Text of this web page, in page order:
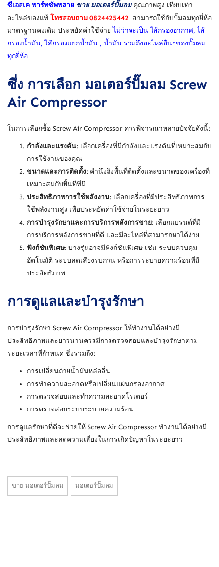
ซีเอสเค พาร์ทซัพพลาย ขาย มอเตอร์ปั๊มลมคุณภาพสูง เทียบเท่า
อะไหล่ของแท้ โทรสอบถาม 0824425442 สามารถใช้กับปั๊มลมทุกยี่ห้อ
มาตรฐานคงเดิม ประหยัดค่าใช้จ่าย ไม่ว่าจะเป็น ไส้กรองอากาศ, ไส้
กรองน้ำมัน, ไส้กรองแยกน้ำมัน , น้ำมัน รวมถึงอะไหล่อื่นๆของปั๊มลม
ทุกยี่ห้อ
ซึ่ง การเลือก มอเตอร์ปั๊มลม Screw
Air Compressor
ในการเลือกซื้อ Screw Air Compressor ควรพิจารณาหลายปัจจัยดังนี้:
กำลังและแรงดัน: เลือกเครื่องที่มีกำลังและแรงดันที่เหมาะสมกับ
การใช้งานของคุณ
ขนาดและการติดตั้ง: คำนึงถึงพื้นที่ติดตั้งและขนาดของเครื่องที่
เหมาะสมกับพื้นที่ที่มี
ประสิทธิภาพการใช้พลังงาน: เลือกเครื่องที่มีประสิทธิภาพการ
ใช้พลังงานสูง เพื่อประหยัดค่าใช้จ่ายในระยะยาว
การบำรุงรักษาและการบริการหลังการขาย: เลือกแบรนด์ที่มี
การบริการหลังการขายที่ดี และมีอะไหล่ที่สามารถหาได้ง่าย
ฟังก์ชันพิเศษ: บางรุ่นอาจมีฟังก์ชันพิเศษ เช่น ระบบควบคุม
อัตโนมัติ ระบบลดเสียงรบกวน หรือการระบายความร้อนที่มี
ประสิทธิภาพ
การดูแลและบำรุงรักษา
การบำรุงรักษา Screw Air Compressor ให้ทำงานได้อย่างมี
ประสิทธิภาพและยาวนานควรมีการตรวจสอบและบำรุงรักษาตาม
ระยะเวลาที่กำหนด ซึ่งรวมถึง:
การเปลี่ยนถ่ายน้ำมันหล่อลื่น
การทำความสะอาดหรือเปลี่ยนแผ่นกรองอากาศ
การตรวจสอบและทำความสะอาดโรเตอร์
การตรวจสอบระบบระบายความร้อน
การดูแลรักษาที่ดีจะช่วยให้ Screw Air Compressor ทำงานได้อย่างมี
ประสิทธิภาพและลดความเสี่ยงในการเกิดปัญหาในระยะยาว
ขาย มอเตอร์ปั๊มลม มอเตอร์ปั๊มลม